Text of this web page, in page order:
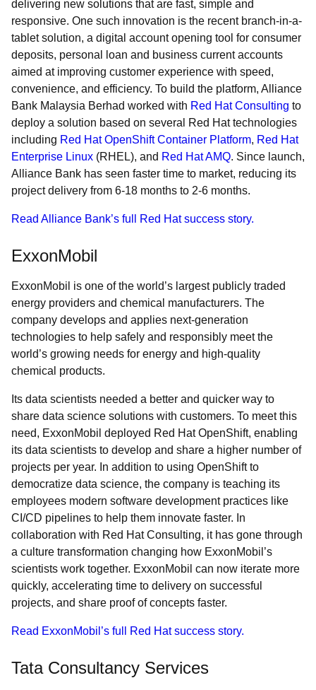
delivering new solutions that are fast, simple and
responsive. One such innovation is the recent branch-in-a-
tablet solution, a digital account opening tool for consumer
deposits, personal loan and business current accounts
aimed at improving customer experience with speed,
convenience, and efficiency. To build the platform, Alliance
Bank Malaysia Berhad worked with Red Hat Consulting to
deploy a solution based on several Red Hat technologies
including Red Hat OpenShift Container Platform, Red Hat
Enterprise Linux (RHEL), and Red Hat AMQ. Since launch,
Alliance Bank has seen faster time to market, reducing its
project delivery from 6-18 months to 2-6 months.
Read Alliance Bank’s full Red Hat success story.
ExxonMobil
ExxonMobil is one of the world’s largest publicly traded
energy providers and chemical manufacturers. The
company develops and applies next-generation
technologies to help safely and responsibly meet the
world’s growing needs for energy and high-quality
chemical products.
Its data scientists needed a better and quicker way to
share data science solutions with customers. To meet this
need, ExxonMobil deployed Red Hat OpenShift, enabling
its data scientists to develop and share a higher number of
projects per year. In addition to using OpenShift to
democratize data science, the company is teaching its
employees modern software development practices like
CI/CD pipelines to help them innovate faster. In
collaboration with Red Hat Consulting, it has gone through
a culture transformation changing how ExxonMobil’s
scientists work together. ExxonMobil can now iterate more
quickly, accelerating time to delivery on successful
projects, and share proof of concepts faster.
Read ExxonMobil’s full Red Hat success story.
Tata Consultancy Services